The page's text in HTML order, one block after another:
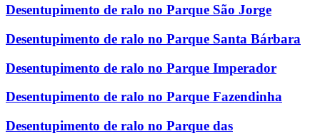
Desentupimento de ralo no Parque São Jorge
Desentupimento de ralo no Parque Santa Bárbara
Desentupimento de ralo no Parque Imperador
Desentupimento de ralo no Parque Fazendinha
Desentupimento de ralo no Parque das